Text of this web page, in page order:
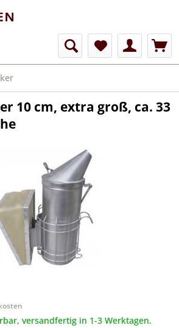
10 cm, extra groß, ca. 33
versandfertig in 1-3 Werktagen.